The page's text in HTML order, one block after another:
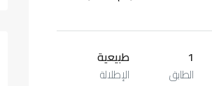
1
الطابق
طبيعية
الإطلالة